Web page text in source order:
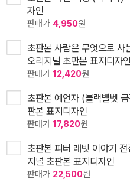
자인
판매가 4,950원
초판본 사람은 무엇으로
오리지널 초판본 표지디자인
판매가 12,420원
초판본 예언자 (블랙벨벳
판본 표지디자인
판매가 17,820원
초판본 피터 래빗 이야기
지널 초판본 표지디자인
판매가 22,500원